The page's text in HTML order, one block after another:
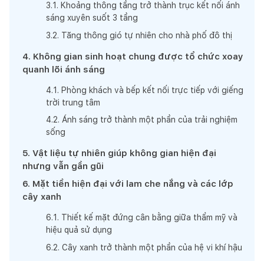
3.1 . Khoảng thông tầng trở thành trục kết nối ánh
sáng xuyên suốt 3 tầng
3.2. Tăng thông gió tự nhiên cho nhà phố đô thị
4. Không gian sinh hoạt chung được tổ chức xoay
quanh lõi ánh sáng
4.1 . Phòng khách và bếp kết nối trực tiếp với giếng
trời trung tâm
4.2. Ánh sáng trở thành một phần của trải nghiệm
sống
5. Vật liệu tự nhiên giúp không gian hiện đại
nhưng vẫn gần gũi
6. Mặt tiền hiện đại với lam che nắng và các lớp
cây xanh
6.1 . Thiết kế mặt đứng cân bằng giữa thẩm mỹ và
hiệu quả sử dụng
6.2. Cây xanh trở thành một phần của hệ vi khí hậu